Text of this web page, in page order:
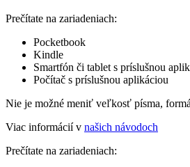
Prečítate na zariadeniach:
Pocketbook
Kindle
Smartfón či tablet s príslušnou
Počítač s príslušnou aplikáciou
Nie je možné meniť veľkosť písma,
Viac informácií v našich návodoch
Prečítate na zariadeniach: